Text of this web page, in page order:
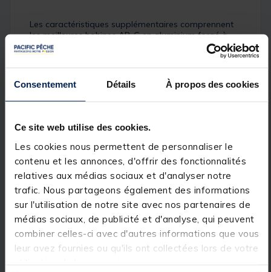
Consentement Détails À propos des cookies
Ce site web utilise des cookies.
Les cookies nous permettent de personnaliser le
contenu et les annonces, d'offrir des fonctionnalités
relatives aux médias sociaux et d'analyser notre
trafic. Nous partageons également des informations
sur l'utilisation de notre site avec nos partenaires de
médias sociaux, de publicité et d'analyse, qui peuvent
combiner celles-ci avec d'autres informations que vous
leur avez fournies ou qu'ils ont collectées lors de votre
Les caractéristiques supplémentaires comprennent
les meilleures bobines AR-C en aluminium forgé à
froid, (y compris la bobine de rechange) avec un
réducteur de ligne pour réduire la capacité du
moulinet. La puissance est fournie par une poignée
à vis et un clip de ligne en métal qui est solide et
sans danger pour la ligne, cela renforce le pedigree
de pêche au feeder du XR
Des performances à la hauteur de vos aspirations
Visuellement, l'apparence discrète de l'Aero XR est
étonnante et associée à une technologie de pointe,
elle ne manquera pas de vous inspirer la confiance
nécessaire pour réaliser des performances de haut
niveau. Pourtant, la meilleure partie de l'Aero XR est
peut-être son prix remarquable. Les modèles de la
concurrence coûtant jusqu'à deux fois plus cher,